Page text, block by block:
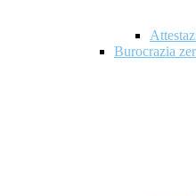
Burocrazia